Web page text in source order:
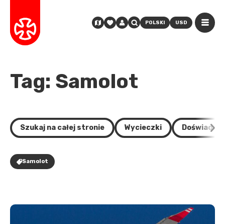
POLSKI USD
Tag: Samolot
Szukaj na całej stronie Wycieczki
Samolot